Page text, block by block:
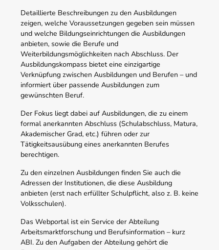
Detaillierte Beschreibungen zu den Ausbildungen
zeigen, welche Voraussetzungen gegeben sein müssen
und welche Bildungseinrichtungen die Ausbildungen
anbieten, sowie die Berufe und
Weiterbildungsmöglichkeiten nach Abschluss. Der
Ausbildungskompass bietet eine einzigartige
Verknüpfung zwischen Ausbildungen und Berufen – und
informiert über passende Ausbildungen zum
gewünschten Beruf.
Der Fokus liegt dabei auf Ausbildungen, die zu einem
formal anerkannten Abschluss (Schulabschluss, Matura,
Akademischer Grad, etc.) führen oder zur
Tätigkeitsausübung eines anerkannten Berufes
berechtigen.
Zu den einzelnen Ausbildungen finden Sie auch die
Adressen der Institutionen, die diese Ausbildung
anbieten (erst nach erfüllter Schulpflicht, also z. B. keine
Volksschulen).
Das Webportal ist ein Service der Abteilung
Arbeitsmarktforschung und Berufsinformation – kurz
ABI. Zu den Aufgaben der Abteilung gehört die